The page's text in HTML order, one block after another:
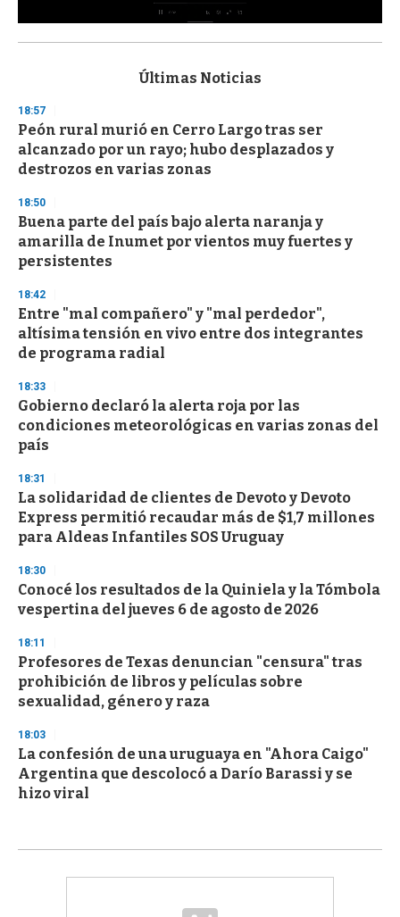
s
d
s
o
f
3
s
e
c
o
n
d
Últimas Noticias
18:57
Peón rural murió en Cerro Largo tras ser
alcanzado por un rayo; hubo desplazados y
destrozos en varias zonas
18:50
Buena parte del país bajo alerta naranja y
amarilla de Inumet por vientos muy fuertes y
persistentes
18:42
Entre "mal compañero" y "mal perdedor",
altísima tensión en vivo entre dos integrantes
de programa radial
18:33
Gobierno declaró la alerta roja por las
condiciones meteorológicas en varias zonas del
país
18:31
La solidaridad de clientes de Devoto y Devoto
Express permitió recaudar más de $1,7 millones
para Aldeas Infantiles SOS Uruguay
18:30
Conocé los resultados de la Quiniela y la Tómbola
vespertina del jueves 6 de agosto de 2026
18:11
Profesores de Texas denuncian "censura" tras
prohibición de libros y películas sobre
sexualidad, género y raza
18:03
La confesión de una uruguaya en "Ahora Caigo"
Argentina que descolocó a Darío Barassi y se
hizo viral